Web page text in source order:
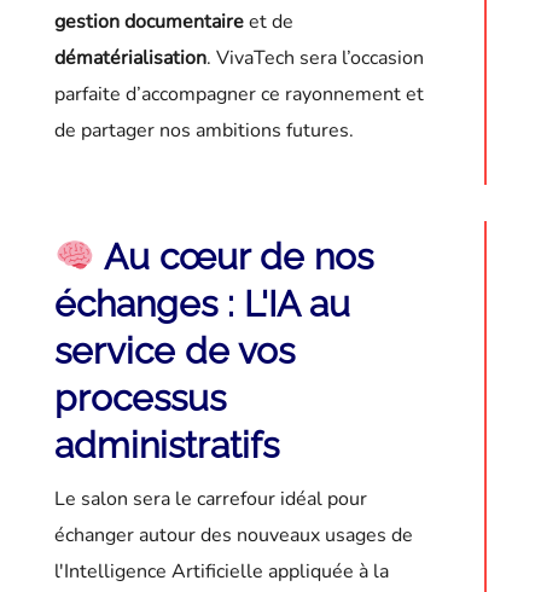
gestion documentaireet de
dématérialisation. VivaTech sera l’occasion
parfaite d’accompagner ce rayonnement et
de partager nos ambitions futures.
Au cœur de nos
échanges : L'IA au
service de vos
processus
administratifs
Le salon sera le carrefour idéal pour
échanger autour des nouveaux usages de
l'Intelligence Artificielle appliquée à la